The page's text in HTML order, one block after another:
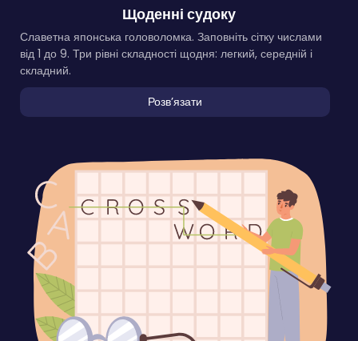
Щоденні судоку
Славетна японська головоломка. Заповніть сітку числами
від 1 до 9. Три рівні складності щодня: легкий, середній і
складний.
Розвʼязати